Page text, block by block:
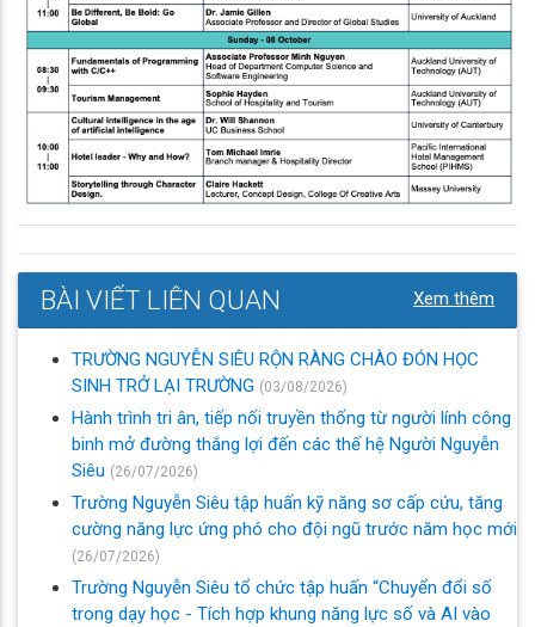
BÀI VIẾT LIÊN QUAN Xem thêm
TRƯỜNG NGUYỄN SIÊU RỘN RÀNG CHÀO ĐÓN HỌC
SINH TRỞ LẠI TRƯỜNG (03/08/2026)
Hành trình tri ân, tiếp nối truyền thống từ người lính công
binh mở đường thắng lợi đến các thế hệ Người Nguyễn
Siêu (26/07/2026)
Trường Nguyễn Siêu tập huấn kỹ năng sơ cấp cứu, tăng
cường năng lực ứng phó cho đội ngũ trước năm học mới
(26/07/2026)
Trường Nguyễn Siêu tổ chức tập huấn “Chuyển đổi số
trong dạy học - Tích hợp khung năng lực số và AI vào